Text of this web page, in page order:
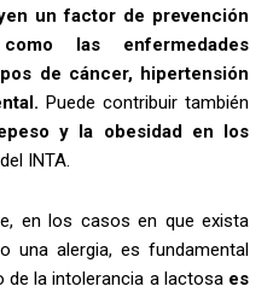
un factor de prevención
las enfermedades
de cáncer, hipertensión
Puede contribuir también
y la obesidad en los
INTA.
en los casos en que exista
una alergia, es fundamental
de la intolerancia a lactosa es